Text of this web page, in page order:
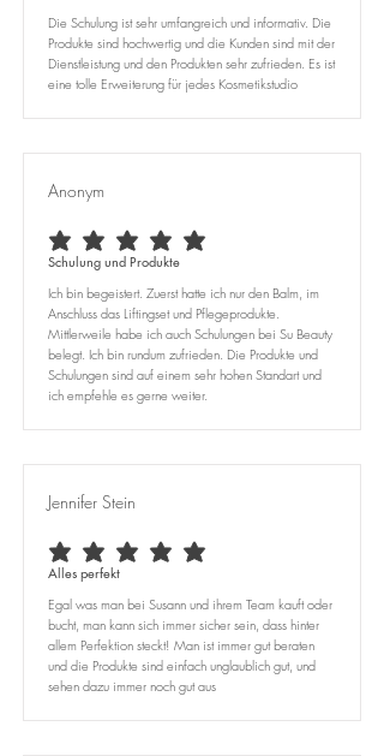
Die Schulung ist sehr umfangreich und informativ. Die
Produkte sind hochwertig und die Kunden sind mit der
Dienstleistung und den Produkten sehr zufrieden. Es ist
eine tolle Erweiterung für jedes Kosmetikstudio
Anonym
durchschnittliches Rating ist 5 von 5
Schulung und Produkte
Ich bin begeistert. Zuerst hatte ich nur den Balm, im
Anschluss das Liftingset und Pflegeprodukte.
Mittlerweile habe ich auch Schulungen bei Su Beauty
belegt. Ich bin rundum zufrieden. Die Produkte und
Schulungen sind auf einem sehr hohen Standart und
ich empfehle es gerne weiter.
Jennifer Stein
durchschnittliches Rating ist 5 von 5
Alles perfekt
Egal was man bei Susann und ihrem Team kauft oder
bucht, man kann sich immer sicher sein, dass hinter
allem Perfektion steckt! Man ist immer gut beraten
und die Produkte sind einfach unglaublich gut, und
sehen dazu immer noch gut aus